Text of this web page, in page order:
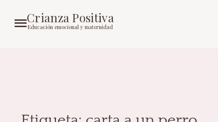
Crianza Positiva
Educación emocional y maternidad